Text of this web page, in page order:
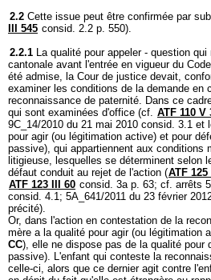
2.2 Cette issue peut être confirmée par
III 545 consid. 2.2 p. 550).
2.2.1 La qualité pour appeler - question
cantonale avant l'entrée en vigueur du
été admise, la Cour de justice devait,
examiner les conditions de la demande en
reconnaissance de paternité. Dans ce
qui sont examinées d'office (cf. ATF 110 V
9C_14/2010 du 21 mai 2010 consid. 3.1 et
pour agir (ou légitimation active) et pour
passive), qui appartiennent aux conditions
litigieuse, lesquelles se déterminent selon
défaut conduit au rejet de l'action (ATF
ATF 123 III 60 consid. 3a p. 63; cf. arrêts
consid. 4.1; 5A_641/2011 du 23 février
précité).
Or, dans l'action en contestation de la
mère a la qualité pour agir (ou légitimation
CC), elle ne dispose pas de la qualité pour
passive). L'enfant qui conteste la
celle-ci, alors que ce dernier agit contre